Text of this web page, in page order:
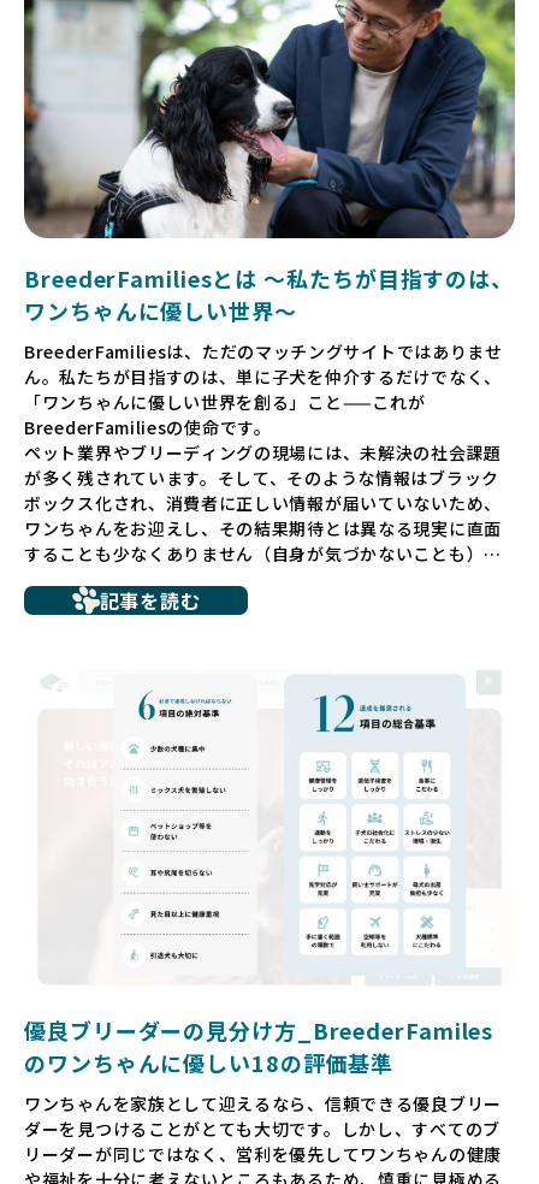
BreederFamiliesとは 〜私たちが目指すのは、
ワンちゃんに優しい世界〜
BreederFamiliesは、ただのマッチングサイトではありませ
ん。私たちが目指すのは、単に子犬を仲介するだけでなく、
「ワンちゃんに優しい世界を創る」こと——これが
BreederFamiliesの使命です。
ペット業界やブリーディングの現場には、未解決の社会課題
が多く残されています。そして、そのような情報はブラック
ボックス化され、消費者に正しい情報が届いていないため、
ワンちゃんをお迎えし、その結果期待とは異なる現実に直面
することも少なくありません（自身が気づかないことも）。
ち、健康面や社会性に問題を抱えていたり、またブリーダー
いるというケースもあります。こうした問題は、消費者にと
っても大きな負担であり、ワンちゃん自身にとっても非常に
だからこそ、私たちは正しい情報と安心して選べる場所を提
供すべきだと考えています。BreederFamiliesでは、ワンち
ゃんを家族のように愛する「優良ブリーダー」のみを独自の
厳しい基準で厳選し、その評価基準や評価結果をオープンに
しています。これにより、消費者の皆様が安心して子犬やブ
リーダーを選べる環境を整えています。
そして、消費者の皆様が正しい情報をもとに優良ブリーダー
を求めることで、ワンちゃんを家族のように愛する優良ブリ
ーダーが増え、営利優先の「悪徳ブリーダー」が自然と淘汰
される社会を目指しています。目の前の子犬だけでなく、親
ゃんに優しい世界を築いていきたいと考えています。
長するための環境が十分に整っていない場合が多く、販売ま
での間に過密な環境や長距離移動のストレスを受けることが
少なくありません。このような環境は、健康リスクや社会性
記事を読む
優良ブリーダーの見分け方_BreederFamiles
のワンちゃんに優しい18の評価基準
ワンちゃんを家族として迎えるなら、信頼できる優良ブリー
ダーを見つけることがとても大切です。しかし、すべてのブ
リーダーが同じではなく、営利を優先してワンちゃんの健康
や福祉を十分に考えないところもあるため、慎重に見極める